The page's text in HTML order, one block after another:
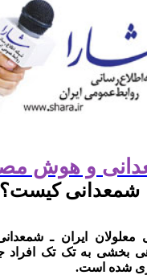
و هوش
شمعدانی کیست؟
معلولان ایران ـ
بخشی به تک تک افراد
شده است.